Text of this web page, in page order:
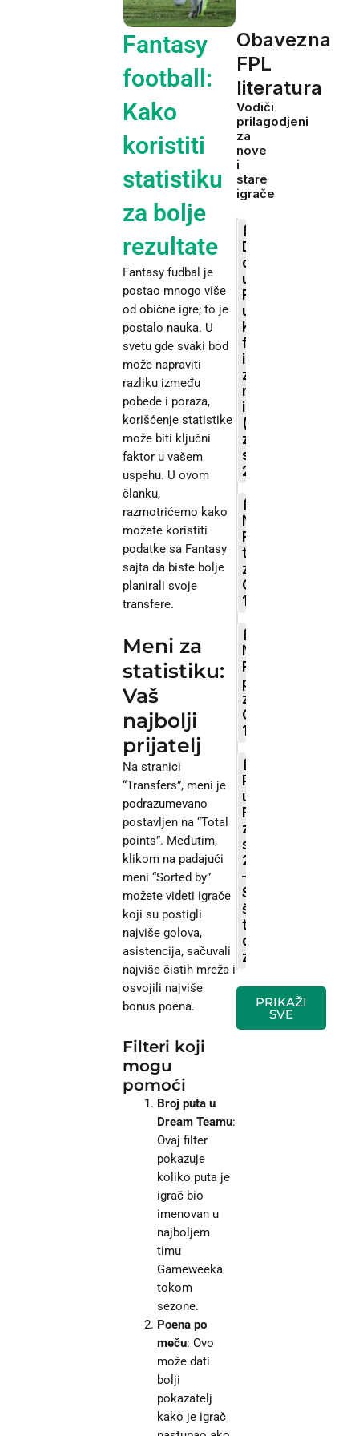
Fantasy
football:
Kako
koristiti
statistiku
za bolje
rezultate
Fantasy fudbal je
postao mnogo više
od obične igre; to je
postalo nauka. U
svetu gde svaki bod
može napraviti
razliku između
pobede i poraza,
korišćenje statistike
može biti ključni
faktor u vašem
uspehu. U ovom
članku,
razmotrićemo kako
možete koristiti
podatke sa Fantasy
sajta da biste bolje
planirali svoje
transfere.
Meni za
statistiku:
Vaš
najbolji
prijatelj
Na stranici
“Transfers”, meni je
podrazumevano
postavljen na “Total
points”. Međutim,
klikom na padajući
meni “Sorted by”
možete videti igrače
koji su postigli
najviše golova,
asistencija, sačuvali
najviše čistih mreža i
osvojili najviše
bonus poena.
Filteri koji
mogu
pomoći
Broj puta u
Dream Teamu:
Ovaj filter
pokazuje
koliko puta je
igrač bio
imenovan u
najboljem
timu
Gameweeka
tokom
sezone.
Poena po
meču: Ovo
može dati
bolji
pokazatelj
kako je igrač
Obavezna
FPL
literatura
Vodiči
prilagodjeni
za
nove
i
stare
igrače
Defanzivni
doprinosi
u
FPL-
u:
Kako
funkcionišu
i
zašto
mijenjaju
igru
(vodič
za
sezonu
2025/26)
Najbolji
FPL
tim
za
Gameweek
15
Najbolji
FPL
pikovi
za
Gameweek
10
Promjene
u
FPL
za
sezonu
25/26
–
Sve
što
treba
da
znate
PRIKAŽI
SVE